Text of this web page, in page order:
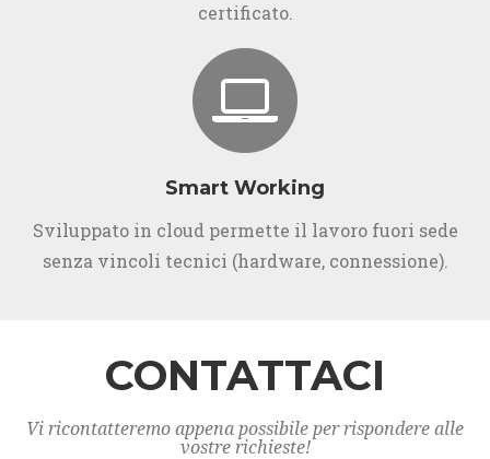
certificato.
Smart Working
Sviluppato in cloud permette il lavoro fuori sede
senza vincoli tecnici (hardware, connessione).
CONTATTACI
Vi ricontatteremo appena possibile per rispondere alle
vostre richieste!